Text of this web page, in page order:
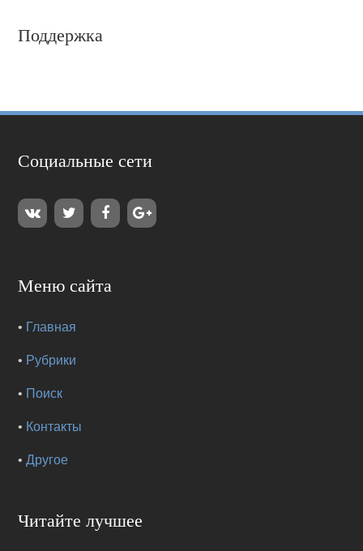
Поддержка
Социальные сети
Меню сайта
• Главная
• Рубрики
• Поиск
• Контакты
•Другое
Читайте лучшее